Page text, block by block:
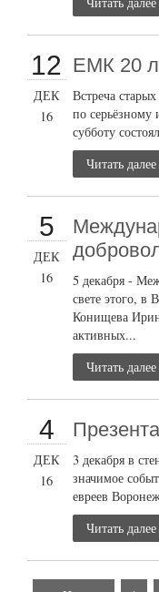
12
ДЕК
16
ЕМК 20
Встреча
по серьёзному
субботу
Читать далее
5
ДЕК
16
5 декабря -
свете этого, в
Конищева
активных...
Читать далее
4
ДЕК
16
3 декабря в
значимое
евреев
Читать далее